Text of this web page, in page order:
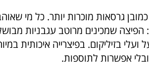
גרסאות מוכרות יותר. כל מי
שמכינים מרוטב עגבניות
בזיליקום. בפיצרייה איכותית
אפשרות לתוספות.